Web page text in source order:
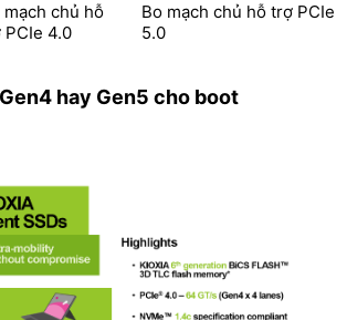
mạch chủ hỗ
PCIe 4.0
Bo mạch chủ hỗ trợ PCIe
5.0
hay Gen5 cho boot